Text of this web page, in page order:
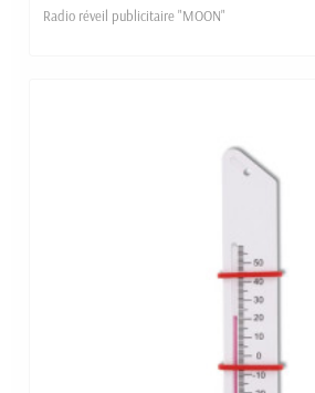
Radio réveil publicitaire "MOON"